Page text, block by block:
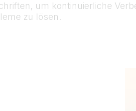
um kontinuierliche
zu lösen.